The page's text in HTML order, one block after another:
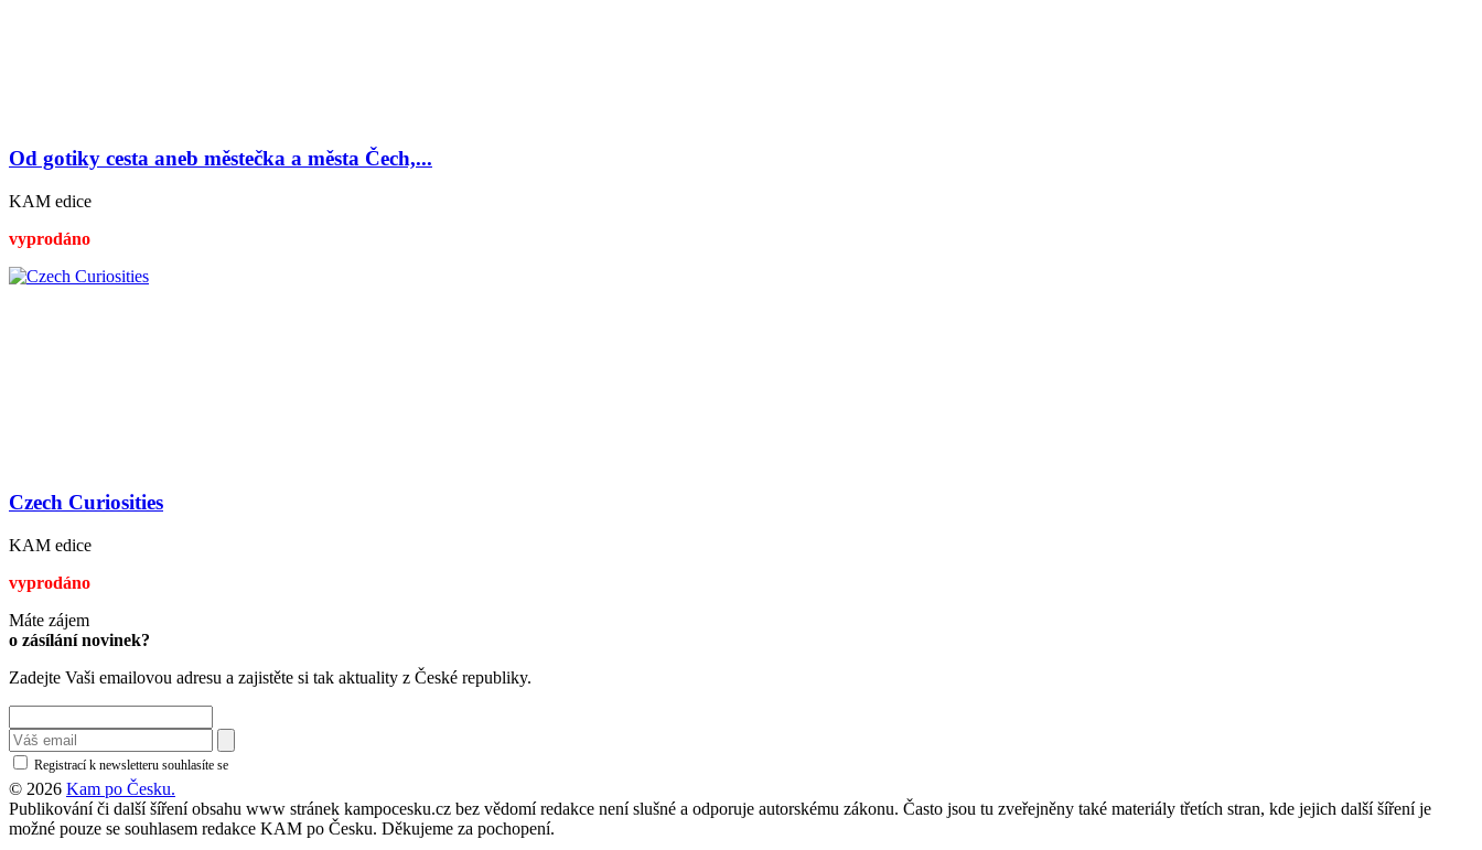
Od gotiky cesta aneb městečka a města Čech,...
KAM edice
vyprodáno
Czech Curiosities
KAM edice
vyprodáno
Máte zájem
o zásílání novinek?
Zadejte Vaši emailovou adresu a zajistěte si tak aktuality z České republiky.
Registrací k newsletteru souhlasíte se
© 2026 Kam po Česku.
Publikování či další šíření obsahu www stránek kampocesku.cz bez vědomí redakce není slušné a odporuje autorskému zákonu. Často jsou tu zveřejněny také materiály třetích stran, kde jejich další šíření je
možné pouze se souhlasem redakce KAM po Česku. Děkujeme za pochopení.